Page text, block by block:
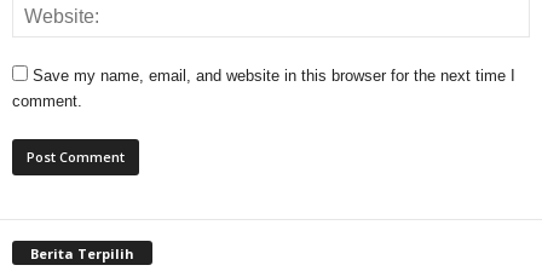
Save my name, email, and website in this browser for the next time I
comment.
Berita Terpilih